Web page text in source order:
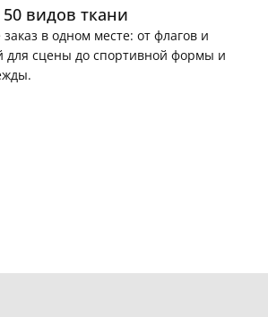
видов ткани
в одном месте: от флагов и
для сцены до спортивной формы и
консультацию